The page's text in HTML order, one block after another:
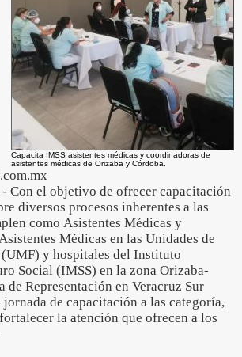
Capacita IMSS asistentes médicas y coordinadoras de
asistentes médicas de Orizaba y Córdoba.
Con el objetivo de ofrecer capacitación
diversos procesos inherentes a las
como Asistentes Médicas y
Médicas en las Unidades de
y hospitales del Instituto
Social (IMSS) en la zona Orizaba-
de Representación en Veracruz Sur
de capacitación a las categoría,
la atención que ofrecen a los